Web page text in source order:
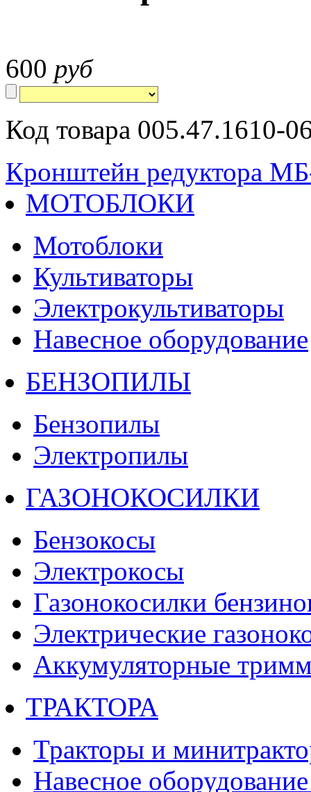
600 руб
Код товара 005.47.1610-
Кронштейн редуктора
МОТОБЛОКИ
Мотоблоки
Культиваторы
Электрокультиваторы
Навесное оборудование
БЕНЗОПИЛЫ
Бензопилы
Электропилы
ГАЗОНОКОСИЛКИ
Бензокосы
Электрокосы
Газонокосилки
Электрические
Аккумуляторные
ТРАКТОРА
Тракторы и
Навесное